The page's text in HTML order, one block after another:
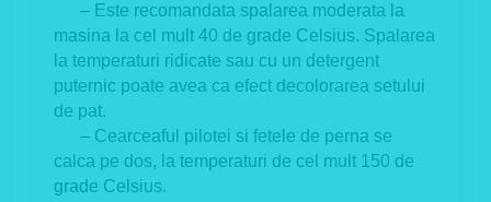
– Este recomandata spalarea moderata la
masina la cel mult 40 de grade Celsius. Spalarea
la temperaturi ridicate sau cu un detergent
puternic poate avea ca efect decolorarea setului
de pat.
– Cearceaful pilotei si fetele de perna se
calca pe dos, la temperaturi de cel mult 150 de
grade Celsius.